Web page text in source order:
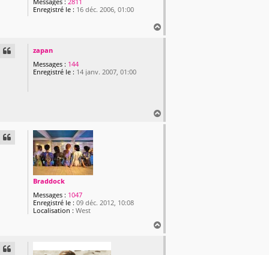
Enregistré le : 16 déc. 2006, 01:00
a
zapan
Messages : 144
Enregistré le : 14 janv. 2007, 01:00
a
Braddock
Messages : 1047
Enregistré le : 09 déc. 2012, 10:08
Localisation : West
a